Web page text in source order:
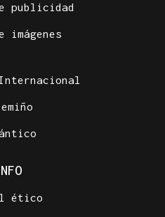
publicidad
imágenes
ético